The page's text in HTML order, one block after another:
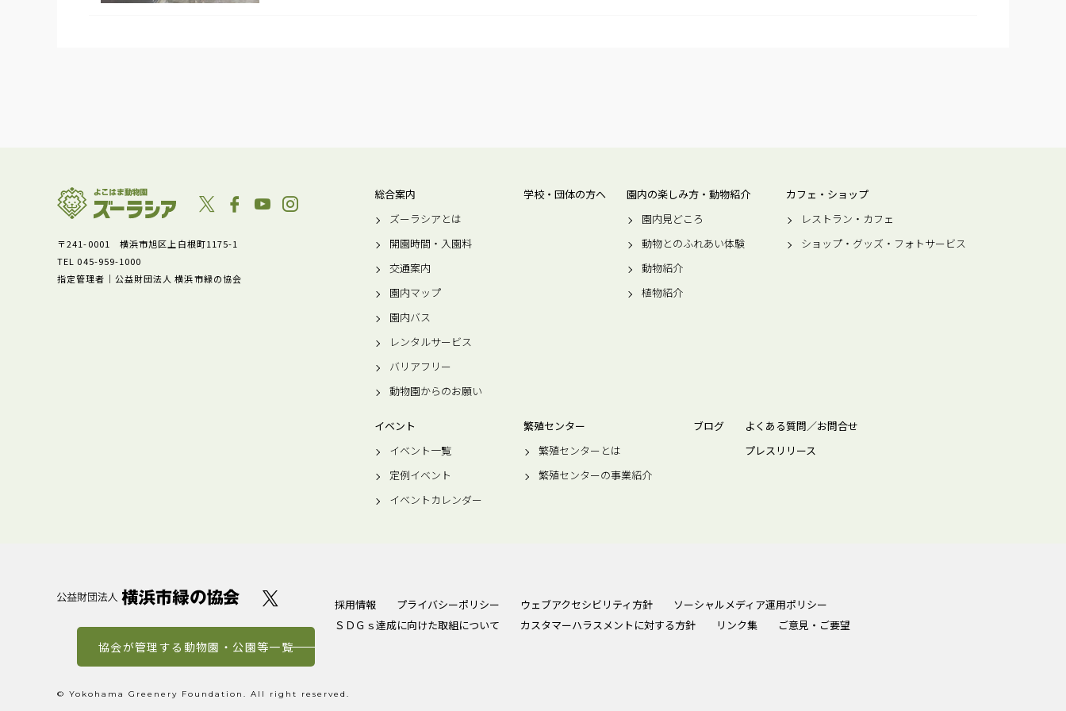
〒241-0001 横浜市旭区上白根町1175-1
TEL 045-959-1000
指定管理者｜公益財団法人 横浜市緑の協会
総合案内
ズーラシアとは
開園時間・入園料
交通案内
園内マップ
園内バス
レンタルサービス
バリアフリー
動物園からのお願い
学校・団体の方へ
園内の楽しみ方・動物紹介
園内見どころ
動物とのふれあい体験
動物紹介
植物紹介
カフェ・ショップ
レストラン・カフェ
ショップ・グッズ・フォトサービス
イベント
イベント一覧
定例イベント
イベントカレンダー
繁殖センター
繁殖センターとは
繁殖センターの事業紹介
ブログ
よくある質問／お問合せ
プレスリリース
協会が管理する動物園・公園等一覧
採用情報 プライバシーポリシー ウェブアクセシビリティ方針
ソーシャルメディア運用ポリシー
ＳＤＧｓ達成に向けた取組について
カスタマーハラスメントに対する方針 リンク集 ご意見・ご要望
© Yokohama Greenery Foundation. All right reserved.